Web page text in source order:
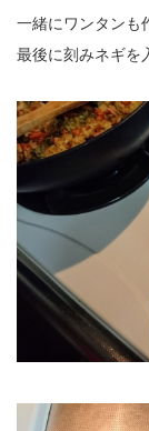
一緒にワンタンも
最後に刻みネギを